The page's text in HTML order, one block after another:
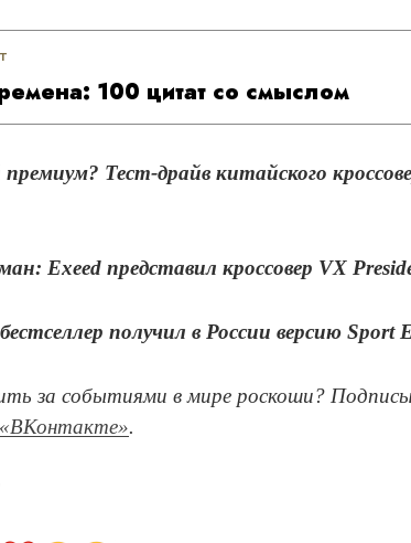
100 цитат со смыслом
Тест-драйв китайского
Exeed представил кроссовер VX
получил в России версию Sport
за событиями в мире роскоши?
«ВКонтакте».